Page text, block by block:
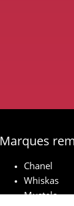
Marques
Chanel
Whiskas
Mustela